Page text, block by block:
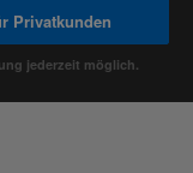
Privatkunden
jederzeit möglich.